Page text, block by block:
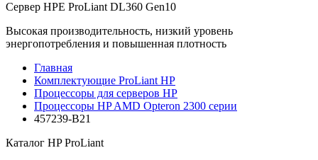
Сервер HPE ProLiant DL360 Gen10
Высокая производительность, низкий уровень
энергопотребления и повышенная плотность
Главная
Комплектующие ProLiant HP
Процессоры для серверов HP
Процессоры HP AMD Opteron 2300 серии
457239-B21
Каталог HP ProLiant